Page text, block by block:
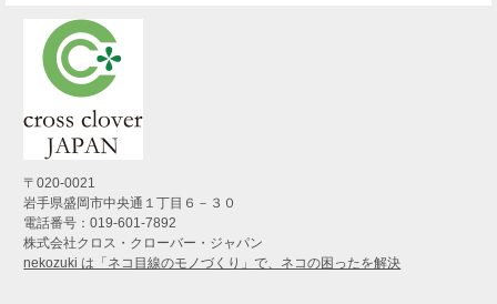
〒020-0021
岩手県盛岡市中央通１丁目６－３０
電話番号：019-601-7892
株式会社クロス・クローバー・ジャパン
nekozuki は「ネコ目線のモノづくり」で、ネコの困ったを解決